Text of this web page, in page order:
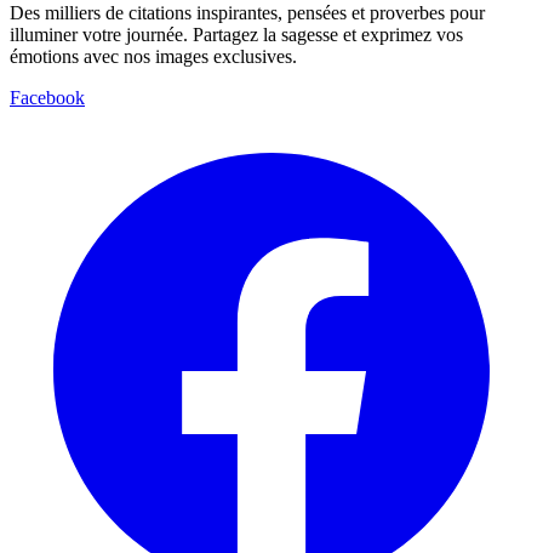
Des milliers de citations inspirantes, pensées et proverbes pour
illuminer votre journée. Partagez la sagesse et exprimez vos
émotions avec nos images exclusives.
Facebook